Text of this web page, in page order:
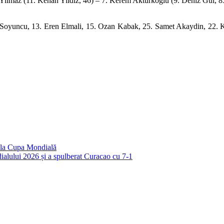
13. Eren Elmali, 15. Ozan Kabak, 25. Samet Akaydin, 22.
Cupa Mondială
2026 și a spulberat Curacao cu 7-1